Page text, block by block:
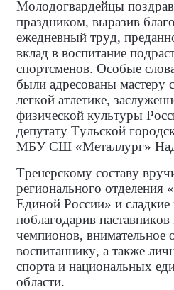
Молодогвардейцы
праздником, выразив
ежедневный труд,
вклад в воспитание
спортсменов. Особые
были адресованы
легкой атлетике,
физической культуры
депутату Тульской
МБУ СШ «Металлург»
Тренерскому составу
регионального
Единой России» и сладкие
поблагодарив наставников
чемпионов,
воспитаннику, а также
спорта и национальных
области.